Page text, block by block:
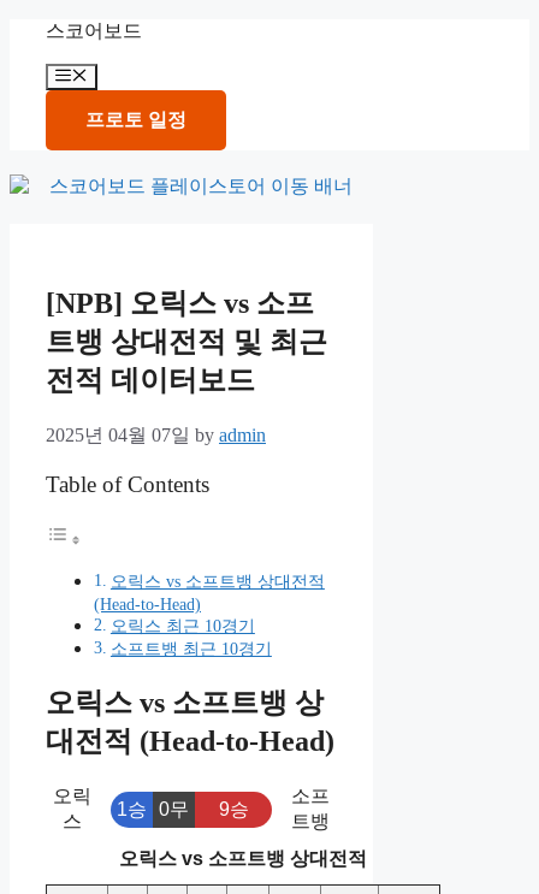
content
스코어보드
Menu
프로토 일정
[NPB] 오릭스 vs 소프
트뱅 상대전적 및 최근
전적 데이터보드
2025년 04월 07일 by admin
Table of Contents
오릭스 vs 소프트뱅 상대전적
(Head-to-Head)
오릭스 최근 10경기
소프트뱅 최근 10경기
오릭스 vs 소프트뱅 상
대전적 (Head-to-Head)
오릭
스
1승 0무 9승
소프
트뱅
오릭스 vs 소프트뱅 상대전적